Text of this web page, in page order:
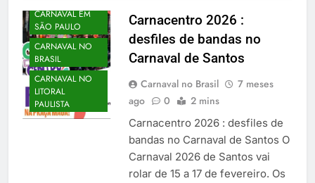
CARNAVAL EM
SÃO PAULO
CARNAVAL NO
BRASIL
CARNAVAL NO
LITORAL
PAULISTA
Carnacentro 2026 :
desfiles de bandas no
Carnaval de Santos
Carnaval no Brasil
7 meses
ago
0 2 mins
Carnacentro 2026 : desfiles de
bandas no Carnaval de Santos O
Carnaval 2026 de Santos vai
rolar de 15 a 17 de fevereiro. Os